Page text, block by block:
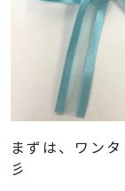
まずは、ワン
彡